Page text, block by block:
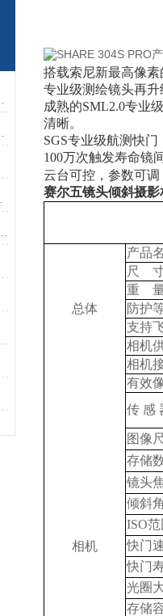
搭载索尼新最高像素
专业级测绘镜头再升
成熟的SML2.0专业
清晰。
SGS专业级航测快门
100万次触发寿命镜
云台可控，参数可调
赛尔五镜头倾斜摄影
总体
产品
尺
重
防护
支持
相机
相机
相机
有效
传 感
图像
存储
镜头
倾斜
ISO范
快门
快门
光圈
存储